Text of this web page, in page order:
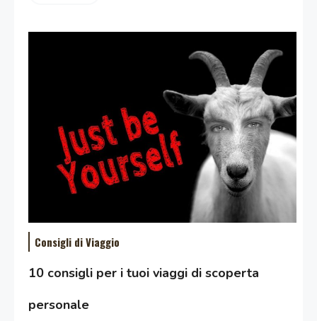
Consigli di Viaggio
10 consigli per i tuoi viaggi di scoperta
personale